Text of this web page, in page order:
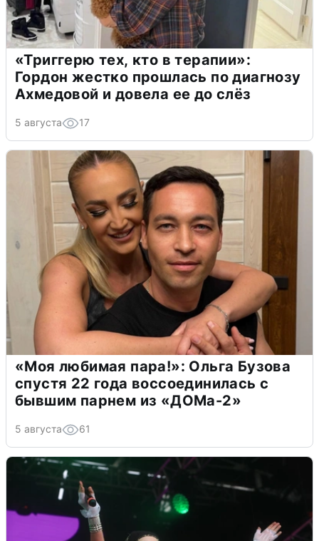
«Триггерю тех, кто в терапии»:
Гордон жестко прошлась по диагнозу
Ахмедовой и довела ее до слёз
5 августа 17
«Моя любимая пара!»: Ольга Бузова
спустя 22 года воссоединилась с
бывшим парнем из «ДОМа-2»
5 августа 61